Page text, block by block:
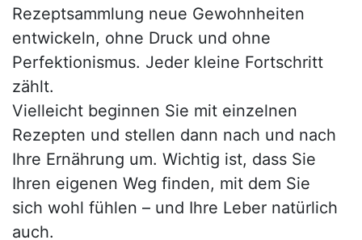
Rezeptsammlung neue Gewohnheiten
entwickeln, ohne Druck und ohne
Perfektionismus. Jeder kleine Fortschritt
zählt.
Vielleicht beginnen Sie mit einzelnen
Rezepten und stellen dann nach und nach
Ihre Ernährung um. Wichtig ist, dass Sie
Ihren eigenen Weg finden, mit dem Sie
sich wohl fühlen – und Ihre Leber natürlich
auch.